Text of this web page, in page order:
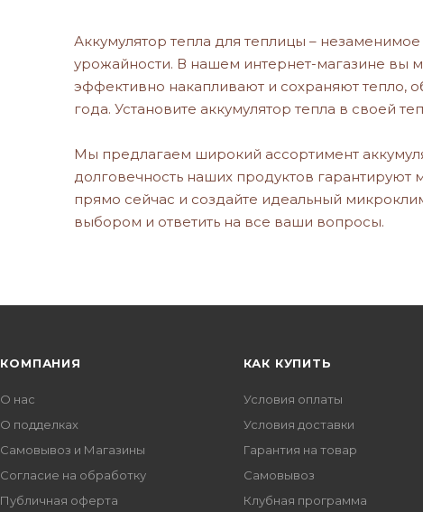
Аккумулятор тепла для теплицы –
урожайности. В нашем интернет-магазине вы
эффективно накапливают и сохраняют тепло,
года. Установите аккумулятор тепла в своей
Мы предлагаем широкий ассортимент
долговечность наших продуктов гарантируют
прямо сейчас и создайте идеальный
выбором и ответить на все ваши вопросы.
КОМПАНИЯ
О нас
О подделках
Самовывоз и Магазины
Согласие на обработку
Публичная оферта
КАК КУПИТЬ
Условия оплаты
Условия доставки
Гарантия на товар
Самовывоз
Клубная программа